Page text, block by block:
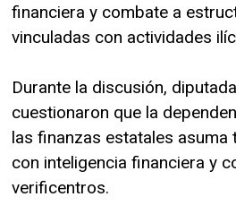
financiera y combate a
vinculadas con actividades
Durante la discusión,
cuestionaron que la
las finanzas estatales asuma
con inteligencia financiera y
verificentros.